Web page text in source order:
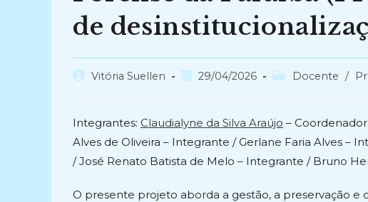
de
AutorVitória Suellen
Post29/04/2026
Categoria
Docente /
Integrantes: Claudialyne da Silva Araújo –
Alves de Oliveira – Integrante / Gerlane Faria Alves –
/ José Renato Batista de Melo – Integrante / Bruno
O presente projeto aborda a gestão, a preservação